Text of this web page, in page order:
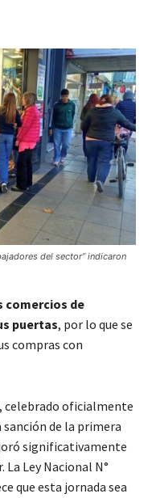
del sector” indicaron
comercios de
puertas, por lo que se
compras con
, celebrado oficialmente
de la primera
significativamente
Ley Nacional N°
que esta jornada sea